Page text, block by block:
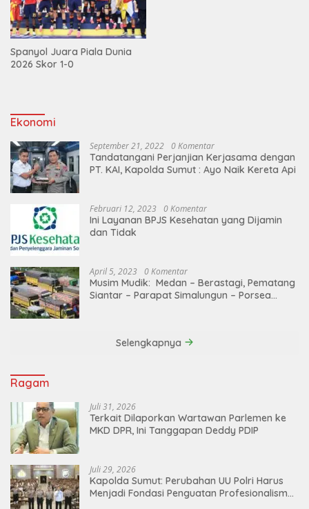
Spanyol Juara Piala Dunia
2026 Skor 1-0
Ekonomi
September 21, 2022 0 Komentar
Tandatangani Perjanjian Kerjasama dengan
PT. KAI, Kapolda Sumut : Ayo Naik Kereta Api
Februari 12, 2023 0 Komentar
Ini Layanan BPJS Kesehatan yang Dijamin
dan Tidak
April 5, 2023 0 Komentar
Musim Mudik: Medan – Berastagi, Pematang
Siantar – Parapat Simalungun – Porsea
Selengkapnya
Ragam
Juli 31, 2026
Terkait Dilaporkan Wartawan Parlemen ke
MKD DPR, Ini Tanggapan Deddy PDIP
Juli 29, 2026
Kapolda Sumut: Perubahan UU Polri Harus
Menjadi Fondasi Penguatan Profesionalisme